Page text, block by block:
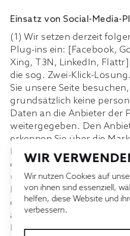
Einsatz von Social-Media-
(1) Wir setzen derzeit
Plug-ins ein: [Facebook,
Xing, T3N, LinkedIn,
die sog. Zwei-Klick-
Sie unsere Seite
grundsätzlich keine
Daten an die Anbieter der
weitergegeben. Den
erkennen Sie über die
Kasten über seinen
das Logo. Wir eröffnen
über den Button direkt mit
Plug-ins zu
das markierte Feld klicken
aktivieren, erhält der Plug-
Information, dass Sie die
WIR
Wir nutzen Cookies auf
von ihnen sind essenziell,
helfen, diese Website und
verbessern.